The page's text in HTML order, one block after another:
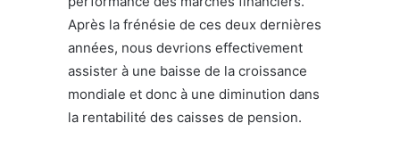
Après la frénésie de ces deux dernières
années, nous devrions effectivement
assister à une baisse de la croissance
mondiale et donc à une diminution dans
la rentabilité des caisses de pension.